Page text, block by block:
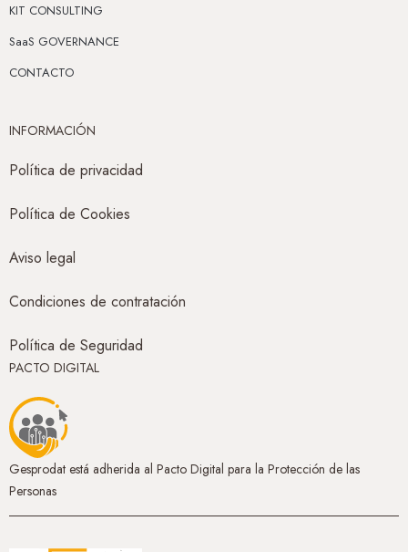
KIT CONSULTING
SaaS GOVERNANCE
CONTACTO
INFORMACIÓN
Política de privacidad
Política de Cookies
Aviso legal
Condiciones de contratación
Política de Seguridad
PACTO DIGITAL
Gesprodat está adherida al Pacto Digital para la Protección de las
Personas